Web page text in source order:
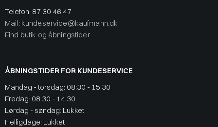
Telefon: 87 30 46 47
Mail: kundeservice@kaufmann.dk
Find butik og åbningstider
ÅBNINGSTIDER FOR KUNDESERVICE
Mandag - torsdag: 08:30 - 15:30
Fredag: 08:30 - 14:30
Lørdag - søndag: Lukket
Helligdage: Lukket